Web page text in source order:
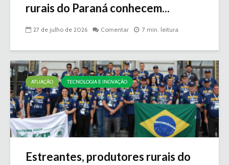
rurais do Paraná conhecem...
27 de julho de 2026 Comentar 7 min. leitura
ATUAÇÃO TECNOLOGIA E INOVAÇÃO
Estreantes, produtores rurais do